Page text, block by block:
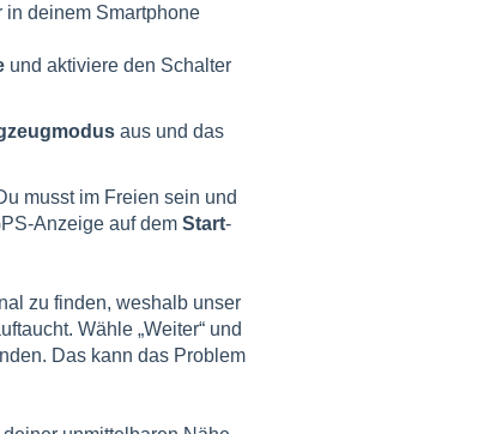
deinem Smartphone
und aktiviere den Schalter
aus und das
musst im Freien sein und
Anzeige auf dem Start-
zu finden, weshalb unser
Wähle „Weiter“ und
Das kann das Problem